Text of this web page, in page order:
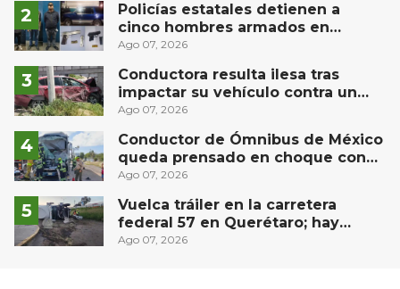
Policías estatales detienen a
cinco hombres armados en
Puebla capital
Ago 07, 2026
Conductora resulta ilesa tras
impactar su vehículo contra un
muro en Huimilpan
Ago 07, 2026
Conductor de Ómnibus de México
queda prensado en choque con
materialista en San Juan del Río
Ago 07, 2026
Vuelca tráiler en la carretera
federal 57 en Querétaro; hay
derrame de combustible
Ago 07, 2026